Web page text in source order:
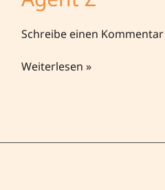
Schreibe einen Kommentar
Agent
Weiterlesen »